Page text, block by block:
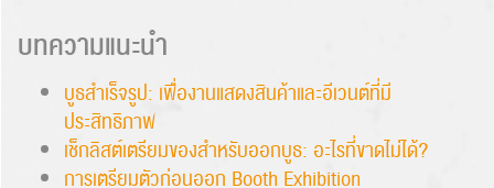
บทความแนะนำ
บูธสำเร็จรูป: เพื่องานแสดงสินค้าและอีเวนต์ที่มี
ประสิทธิภาพ
เช็กลิสต์เตรียมของสำหรับออกบูธ: อะไรที่ขาดไม่ได้?
การเตรียมตัวก่อนออก Booth Exhibition